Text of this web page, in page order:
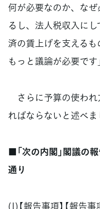
何が必要なのか、な
るし、法人税収入に
済の賃上げを支えるも
もっと議論が必要です
さらに予算の使わ
ればならないと述べま
■「次の内閣」閣議の
通り
(1)【報告事項】【報告